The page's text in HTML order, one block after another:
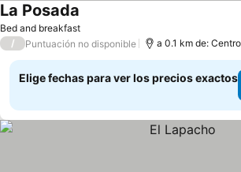
Bed and breakfast
La Posada
/ Puntuación no disponible a 0.1 km de:
Elige fechas para ver los precios exactos